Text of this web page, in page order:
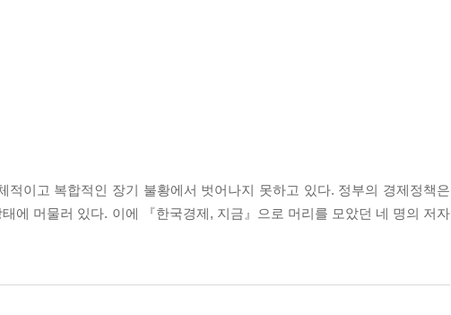
이고 복합적인 장기 불황에서 벗어나지 못하고 있다. 정부의 경제정책은
에 머물러 있다. 이에 『한국경제, 지금』으로 머리를 모았던 네 명의 저자